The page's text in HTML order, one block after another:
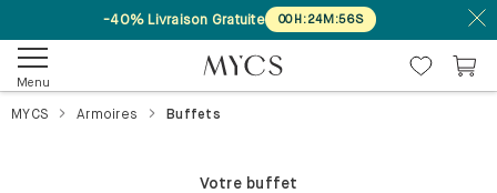
-40% Livraison Gratuite 00H:24M:56S
Menu
MYCS Armoires Buffets
Votre buffet